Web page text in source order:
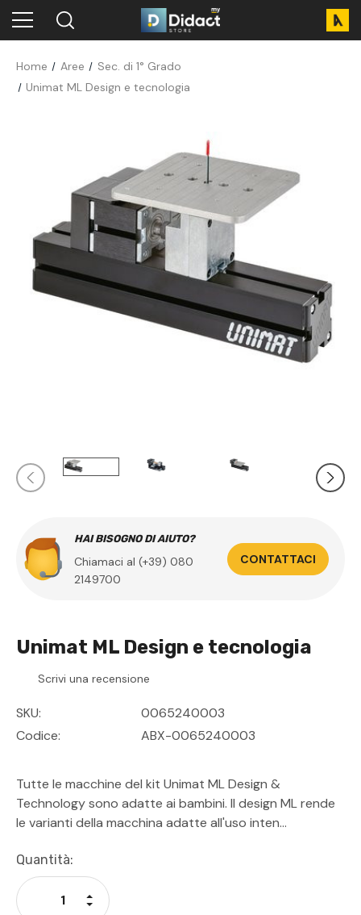
Home Aree
Sec. di 1° Grado
Unimat ML Design e tecnologia
HAI BISOGNO DI AIUTO?
Chiamaci al (+39) 080
2149700
CONTATTACI
Unimat ML Design e tecnologia
Scrivi una recensione
SKU:
0065240003
Codice:
ABX-0065240003
Tutte le macchine del kit Unimat ML Design &
Technology sono adatte ai bambini. Il design ML rende
le varianti della macchina adatte all'uso inten…
Disponibilità
Attuale:
Quantità:
Diminuisci La Quantità Di Undefined
Aumenta La Quantità Di Undefined